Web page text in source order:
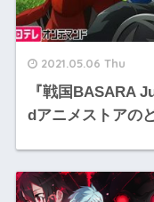
2021.05.06 Thu
『戦国BASARA
dアニメストアの